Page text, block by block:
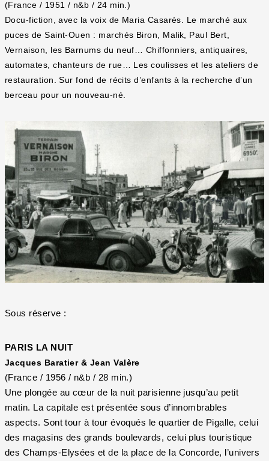
(France / 1951 / n&b / 24 min.)
Docu-fiction, avec la voix de Maria Casarès. Le marché aux
puces de Saint-Ouen : marchés Biron, Malik, Paul Bert,
Vernaison, les Barnums du neuf… Chiffonniers, antiquaires,
automates, chanteurs de rue… Les coulisses et les ateliers de
restauration. Sur fond de récits d’enfants à la recherche d’un
berceau pour un nouveau-né.
Sous réserve :
PARIS LA NUIT
Jacques Baratier & Jean Valère
(France / 1956 / n&b / 28 min.)
Une plongée au cœur de la nuit parisienne jusqu’au petit
matin. La capitale est présentée sous d’innombrables
aspects. Sont tour à tour évoqués le quartier de Pigalle, celui
des magasins des grands boulevards, celui plus touristique
des Champs-Elysées et de la place de la Concorde, l’univers